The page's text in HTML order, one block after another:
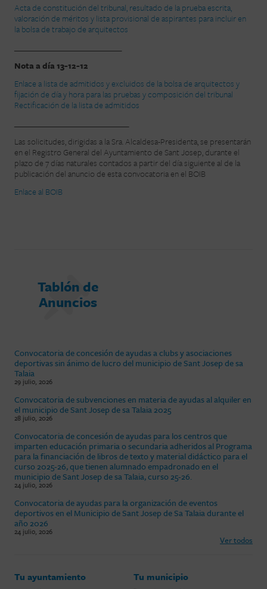
Acta de constitución del tribunal, resultado de la prueba escrita,
valoración de méritos y lista provisional de aspirantes para incluir en
la bolsa de trabajo de arquitectos
Nota a día 13-12-12
Enlace a lista de admitidos y excluidos de la bolsa de arquitectos y
fijación de día y hora para las pruebas y composición del tribunal
Rectificación de la lista de admitidos
Las solicitudes, dirigidas a la Sra. Alcaldesa-Presidenta, se presentarán
en el Registro General del Ayuntamiento de Sant Josep, durante el
plazo de 7 días naturales contados a partir del día siguiente al de la
publicación del anuncio de esta convocatoria en el BOIB
Enlace al BOIB
Tablón de
Anuncios
Convocatoria de concesión de ayudas a clubs y asociaciones
deportivas sin ánimo de lucro del municipio de Sant Josep de sa
Talaia
29 julio, 2026
Convocatoria de subvenciones en materia de ayudas al alquiler en
el municipio de Sant Josep de sa Talaia 2025
28 julio, 2026
Convocatoria de concesión de ayudas para los centros que
imparten educación primaria o secundaria adheridos al Programa
para la financiación de libros de texto y material didáctico para el
curso 2025-26, que tienen alumnado empadronado en el
municipio de Sant Josep de sa Talaia, curso 25-26.
24 julio, 2026
Convocatoria de ayudas para la organización de eventos
deportivos en el Municipio de Sant Josep de Sa Talaia durante el
año 2026
24 julio, 2026
Ver todos
Tu ayuntamiento Tu municipio